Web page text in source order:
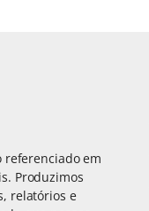
referenciado em
Produzimos
relatórios e